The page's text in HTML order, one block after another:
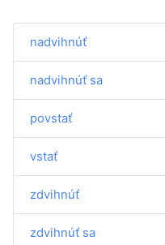
nadvihnúť
nadvihnúť sa
povstať
vstať
zdvihnúť
zdvihnúť sa